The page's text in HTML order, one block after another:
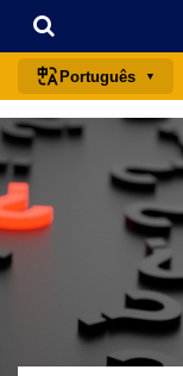
Português
português (BR)
español
français
deutsch
日本語